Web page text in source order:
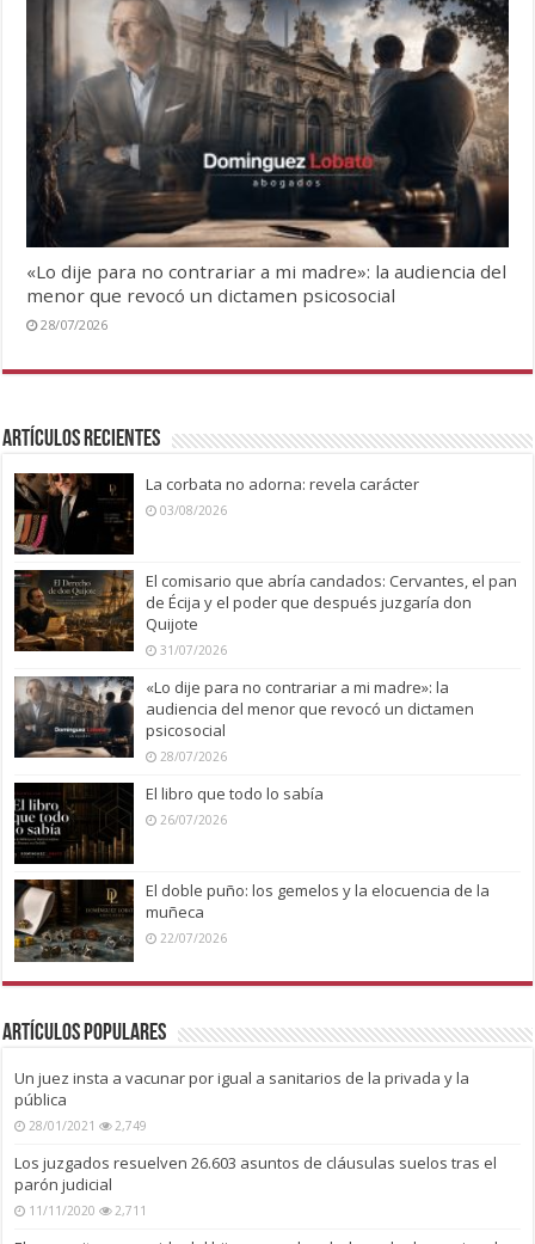
«Lo dije para no contrariar a mi madre»: la audiencia del
menor que revocó un dictamen psicosocial
28/07/2026
Artículos recientes
La corbata no adorna: revela carácter
03/08/2026
El comisario que abría candados: Cervantes, el pan
de Écija y el poder que después juzgaría don
Quijote
31/07/2026
«Lo dije para no contrariar a mi madre»: la
audiencia del menor que revocó un dictamen
psicosocial
28/07/2026
El libro que todo lo sabía
26/07/2026
El doble puño: los gemelos y la elocuencia de la
muñeca
22/07/2026
Artículos Populares
Un juez insta a vacunar por igual a sanitarios de la privada y la
pública
28/01/2021 2,749
Los juzgados resuelven 26.603 asuntos de cláusulas suelos tras el
parón judicial
11/11/2020 2,711